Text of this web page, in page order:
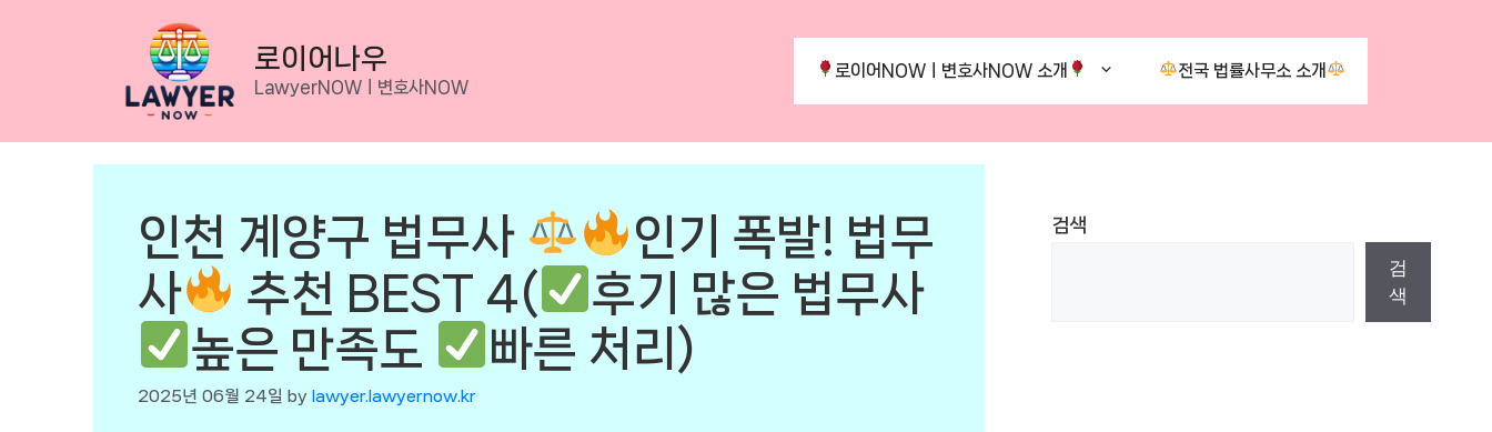
로이어나우
LawyerNOWㅣ변호사NOW
로이어NOWㅣ변호사NOW 소개 전국 법률사무소 소개
인천 계양구 법무사
인기 폭발! 법무
사
추천 BEST 4(
후기 많은 법무사
높은 만족도
빠른 처리)
2025년 06월 24일 by lawyer.lawyernow.kr
검색
검
색